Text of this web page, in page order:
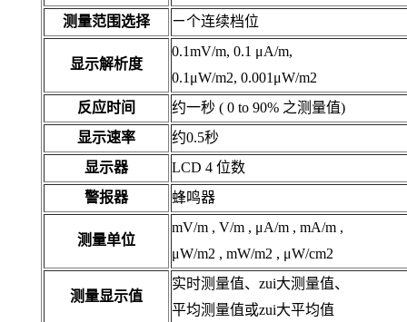
测量范围选择
ㄧ个连续档位
显示解析度
0.1mV/m, 0.1 μA/m,
0.1μW/m2, 0.001μW/m2
反应时间
约一秒 ( 0 to 90% 之测量值)
显示速率
约0.5秒
显示器
LCD 4 位数
警报器
蜂鸣器
测量单位
mV/m , V/m , μA/m , mA/m ,
μW/m2 , mW/m2 , μW/cm2
测量显示值
实时测量值、zui大测量值、
平均测量值或zui大平均值